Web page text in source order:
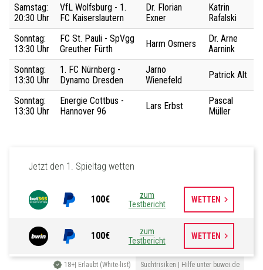
Samstag:
20:30 Uhr
VfL Wolfsburg - 1.
FC Kaiserslautern
Dr. Florian
Exner
Katrin
Rafalski
Sonntag:
13:30 Uhr
FC St. Pauli - SpVgg
Greuther Fürth
Harm Osmers
Dr. Arne
Aarnink
Sonntag:
13:30 Uhr
1. FC Nürnberg -
Dynamo Dresden
Jarno
Wienefeld
Patrick Alt
Sonntag:
13:30 Uhr
Energie Cottbus -
Hannover 96
Lars Erbst
Pascal
Müller
Jetzt den 1. Spieltag wetten
100€
zum
Testbericht
WETTEN keyboard_arrow_right
100€
zum
Testbericht
WETTEN keyboard_arrow_right
18+| Erlaubt (White-list) Suchtrisiken | Hilfe unter buwei.de